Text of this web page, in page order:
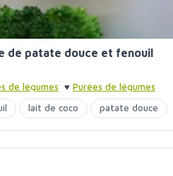
de patate douce et fenouil
de légumes ♥ Purées de légumes
lait de coco patate douce